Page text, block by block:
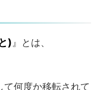
) 』とは、
て何度か移転されて